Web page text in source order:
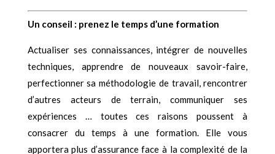
Un conseil : prenez le temps d’une formation
Actualiser ses connaissances, intégrer de nouvelles
techniques, apprendre de nouveaux savoir-faire,
perfectionner sa méthodologie de travail, rencontrer
d’autres acteurs de terrain, communiquer ses
expériences … toutes ces raisons poussent à
consacrer du temps à une formation. Elle vous
apportera plus d’assurance face à la complexité de la